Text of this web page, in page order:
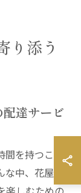
り添う
達サービ
を持つこと
中、花屋の